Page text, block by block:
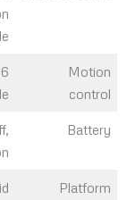
Motion
control
Battery
Platform